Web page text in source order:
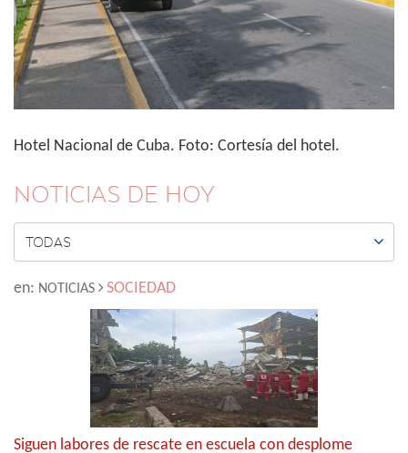
Hotel Nacional de Cuba. Foto: Cortesía del hotel.
NOTICIAS DE HOY
TODAS 
en: NOTICIAS SOCIEDAD
Siguen labores de rescate en escuela con desplome